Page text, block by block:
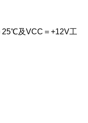
25℃及VCC＝+12V工